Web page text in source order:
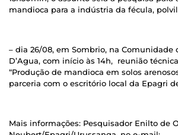
mandioca para a indústria da fécula,
– dia 26/08, em Sombrio, na Comunidade
D’Agua, com início às 14h, reunião
“Produção de mandioca em solos
parceria com o escritório local da Epagri
Mais informações: Pesquisador Enilto de